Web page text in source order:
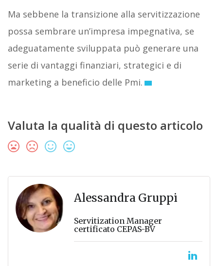
Ma sebbene la transizione alla servitizzazione
possa sembrare un’impresa impegnativa, se
adeguatamente sviluppata può generare una
serie di vantaggi finanziari, strategici e di
marketing a beneficio delle Pmi.
Valuta la qualità di questo articolo
Alessandra Gruppi
Servitization Manager
certificato CEPAS-BV